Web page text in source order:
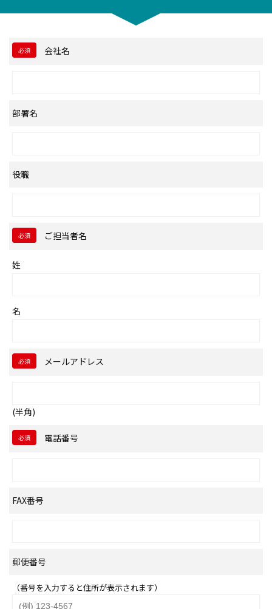
必須 会社名
部署名
役職
必須 ご担当者名
姓
名
必須 メールアドレス
(半角)
必須 電話番号
FAX番号
郵便番号
（番号を入力すると住所が表示されます）